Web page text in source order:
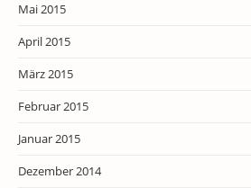
Mai 2015
April 2015
März 2015
Februar 2015
Januar 2015
Dezember 2014